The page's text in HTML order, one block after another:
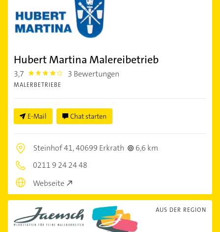
Hubert Martina Malereibetrieb
3,7 3.7 3 Bewertungen
MALERBETRIEBE
E-Mail Chat starten
Steinhof 41,40699 Erkrath
6,6 km
0211 9 24 24 48
Webseite
AUS DER REGION